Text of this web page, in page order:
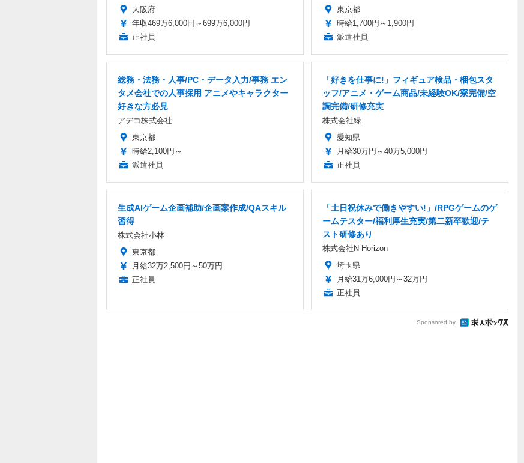
大阪府
年収469万6,000円～699万6,000円
正社員
東京都
時給1,700円～1,900円
派遣社員
総務・法務・人事/PC・データ入力/事務 エン
タメ会社での人事採用 アニメやキャラクター
好きな方必見
アデコ株式会社
東京都
時給2,100円～
派遣社員
「好きを仕事に!」フィギュア検品・梱包スタ
ッフ/アニメ・ゲーム商品/未経験OK/寮完備/空
調完備/研修充実
株式会社緑
愛知県
月給30万円～40万5,000円
正社員
生成AIゲーム企画補助/企画案作成/QAスキル
習得
株式会社小林
東京都
月給32万2,500円～50万円
正社員
「土日祝休みで働きやすい!」/RPGゲームのゲ
ームテスター/福利厚生充実/第二新卒歓迎/テ
スト研修あり
株式会社N-Horizon
埼玉県
月給31万6,000円～32万円
正社員
Sponsored by